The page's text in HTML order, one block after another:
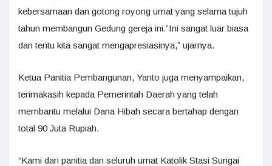
kebersamaan dan gotong royong umat yang selama tujuh
tahun membangun Gedung gereja ini.”Ini sangat luar biasa
dan tentu kita sangat mengapresiasinya,” ujarnya.
Ketua Panitia Pembangunan, Yanto juga menyampaikan,
terimakasih kepada Pemerintah Daerah yang telah
membantu melalui Dana Hibah secara bertahap dengan
total 90 Juta Rupiah.
“Kami dari panitia dan seluruh umat Katolik Stasi Sungai